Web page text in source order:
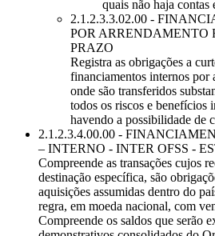
quais não haja contas
2.1.2.3.3.02.00 -
POR ARRENDAMENTO
PRAZO
Registra as obrigações a
financiamentos internos por
onde são transferidos
todos os riscos e benefícios
havendo a possibilidade de
2.1.2.3.4.00.00 -
– INTERNO - INTER OFSS -
Compreende as transações cujos
destinação específica, são
aquisições assumidas dentro do
regra, em moeda nacional, com
Compreende os saldos que serão